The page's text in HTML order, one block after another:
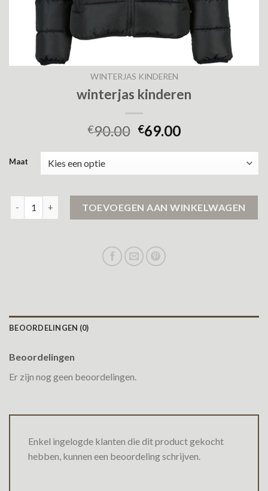
WINTERJAS KINDEREN
winterjas kinderen
€90.00 €69.00
Maat
TOEVOEGEN AAN WINKELWAGEN
BEOORDELINGEN (0)
Beoordelingen
Er zijn nog geen beoordelingen.
Enkel ingelogde klanten die dit product gekocht
hebben, kunnen een beoordeling schrijven.